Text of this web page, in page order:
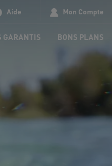
Aide Mon Compte
GARANTIS BONS PLANS